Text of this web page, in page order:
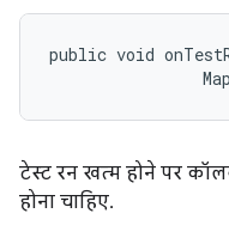
public void
टेस्ट रन खत्म होने पर
होना चाहिए.